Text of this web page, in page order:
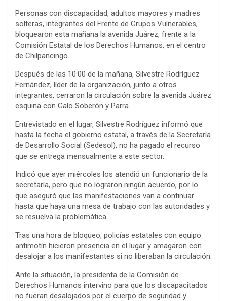
Personas con discapacidad, adultos mayores y madres
solteras, integrantes del Frente de Grupos Vulnerables,
bloquearon esta mañana la avenida Juárez, frente a la
Comisión Estatal de los Derechos Humanos, en el centro
de Chilpancingo.
Después de las 10:00 de la mañana, Silvestre Rodríguez
Fernández, líder de la organización, junto a otros
integrantes, cerraron la circulación sobre la avenida Juárez
esquina con Galo Soberón y Parra.
Entrevistado en el lugar, Silvestre Rodríguez informó que
hasta la fecha el gobierno estatal, a través de la Secretaría
de Desarrollo Social (Sedesol), no ha pagado el recurso
que se entrega mensualmente a este sector.
Indicó que ayer miércoles los atendió un funcionario de la
secretaría, pero que no lograron ningún acuerdo, por lo
que aseguró que las manifestaciones van a continuar
hasta que haya una mesa de trabajo con las autoridades y
se resuelva la problemática.
Tras una hora de bloqueo, policías estatales con equipo
antimotín hicieron presencia en el lugar y amagaron con
desalojar a los manifestantes si no liberaban la circulación.
Ante la situación, la presidenta de la Comisión de
Derechos Humanos intervino para que los discapacitados
no fueran desalojados por el cuerpo de seguridad y